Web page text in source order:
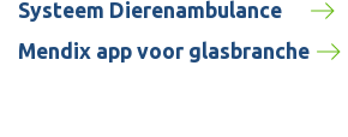
Systeem Dierenambulance
Mendix app voor glasbranche